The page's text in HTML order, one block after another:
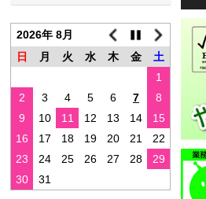
2026年 8月
日
月 火 水 木 金
土
1
2
3 4 5 6 7
8
9
10 11 12 13 14
15
16
17 18 19 20 21
22
23
24 25 26 27 28
29
30
31
ヤ